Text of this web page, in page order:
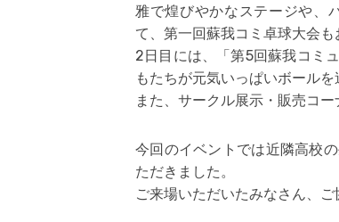
雅で煌びやかなステージや、
て、第一回蘇我コミ卓球大会
2日目には、「第5回蘇我コミ
もたちが元気いっぱいボールを
また、サークル展示・販売コ
今回のイベントでは近隣高校
ただきました。
ご来場いただいたみなさん、